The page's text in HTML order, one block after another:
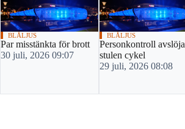
BLÅLJUS
Par misstänkta för brott
30 juli, 2026 09:07
BLÅLJUS
Personkontroll
stulen cykel
29 juli, 2026 08:08